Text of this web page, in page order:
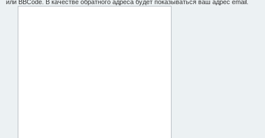
или BBCode. В качестве обратного адреса будет показываться ваш адрес email.